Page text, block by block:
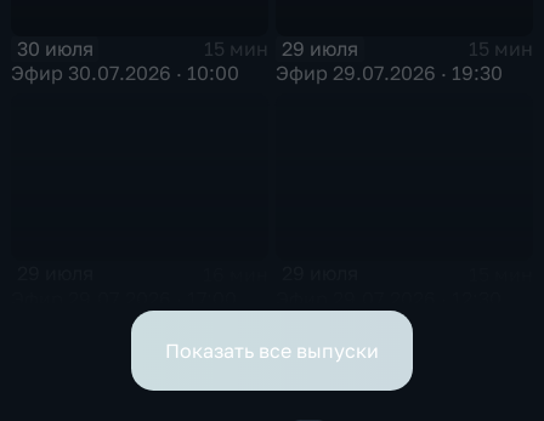
30 июля
15 мин
Эфир 30.07.2026 · 10:00
29 июля
15 мин
Эфир 29.07.2026 · 19:30
Показать все выпуски